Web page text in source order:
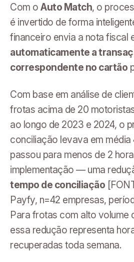
Com o Auto Match, o
é invertido de forma
financeiro envia a nota fiscal
automaticamente a
correspondente no cartão
Com base em análise de
frotas acima de 20
ao longo de 2023 e 2024, o
conciliação levava em média
passou para menos de 2
implementação — uma
tempo de conciliação
Payfy, n=42 empresas,
Para frotas com alto volume
essa redução representa
recuperadas toda semana.